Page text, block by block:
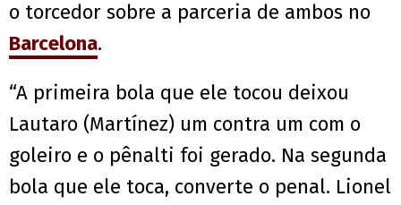
o torcedor sobre a parceria de ambos no
Barcelona.
“A primeira bola que ele tocou deixou
Lautaro (Martínez) um contra um com o
goleiro e o pênalti foi gerado. Na segunda
bola que ele toca, converte o penal. Lionel